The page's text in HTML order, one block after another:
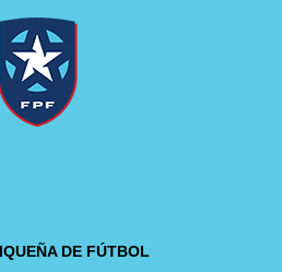
DE FÚTBOL